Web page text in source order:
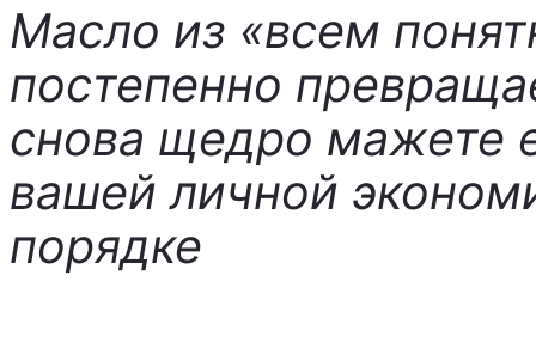
Масло из «всем
постепенно
снова щедро мажете
вашей личной
порядке